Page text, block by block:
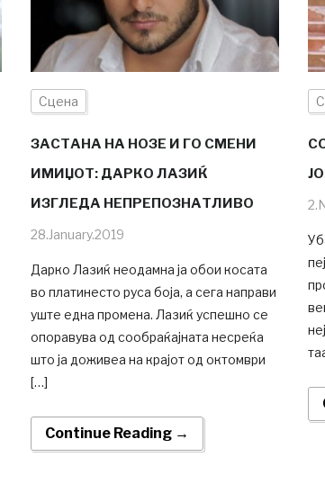
Сцена
ЗАСТАНА НА НОЗЕ И ГО СМЕНИ
ИМИЏОТ: ДАРКО ЛАЗИЌ
ИЗГЛЕДА НЕПРЕПОЗНАТЛИВО
28.January.2019
Дарко Лазиќ неодамна ја обои косата
во платинесто руса боја, а сега направи
уште една промена. Лазиќ успешно се
опоравува од сообраќајната несреќа
што ја доживеа на крајот од октомври
[…]
Continue Reading →